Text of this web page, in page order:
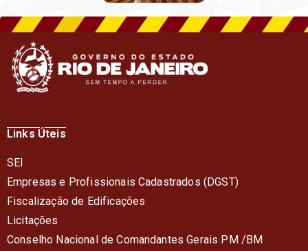
Links Úteis
SEI
Empresas e Profissionais Cadastrados (DGST)
Fiscalização de Edificações
Licitações
Conselho Nacional de Comandantes Gerais PM /BM